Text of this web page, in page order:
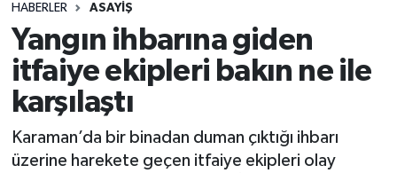
HABERLER ASAYIŞ
Yangın ihbarına giden
itfaiye ekipleri bakın ne ile
karşılaştı
Karaman’da bir binadan duman çıktığı ihbarı
üzerine harekete geçen itfaiye ekipleri olay
Ulusal Haberler
Vefat Edenler